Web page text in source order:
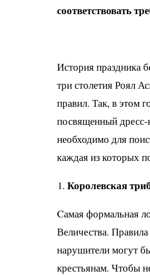
соответствовать
История праздника
три столетия Роял
правил. Так, в этом
посвященный дресс-
необходимо для
каждая из которых
Королевская
Cамая формальная
Величества.
нарушители могут
крестьянам. Чтобы